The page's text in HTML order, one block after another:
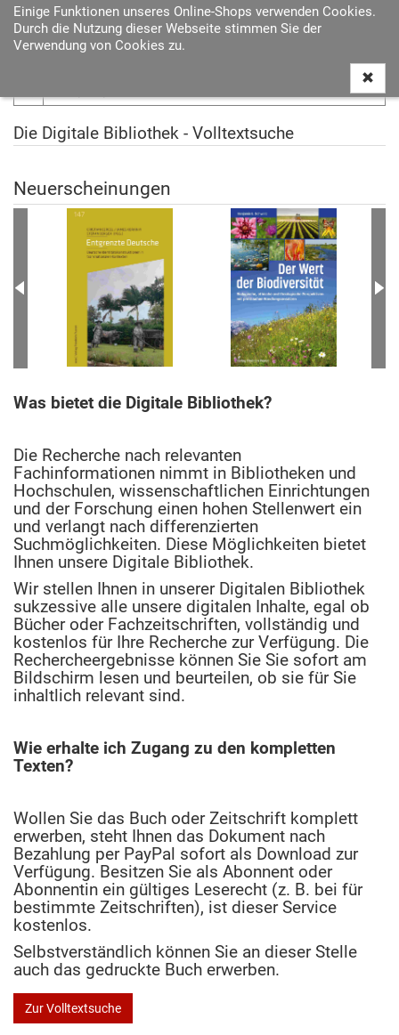
Einige Funktionen unseres Online-Shops verwenden Cookies.
Durch die Nutzung dieser Webseite stimmen Sie der
Verwendung von Cookies zu.
Die Digitale Bibliothek - Volltextsuche
Neuerscheinungen
Was bietet die Digitale Bibliothek?
Die Recherche nach relevanten
Fachinformationen nimmt in Bibliotheken und
Hochschulen, wissenschaftlichen Einrichtungen
und der Forschung einen hohen Stellenwert ein
und verlangt nach differenzierten
Suchmöglichkeiten. Diese Möglichkeiten bietet
Ihnen unsere Digitale Bibliothek.
Wir stellen Ihnen in unserer Digitalen Bibliothek
sukzessive alle unsere digitalen Inhalte, egal ob
Bücher oder Fachzeitschriften, vollständig und
kostenlos für Ihre Recherche zur Verfügung. Die
Rechercheergebnisse können Sie Sie sofort am
Bildschirm lesen und beurteilen, ob sie für Sie
inhaltlich relevant sind.
Wie erhalte ich Zugang zu den kompletten
Texten?
Wollen Sie das Buch oder Zeitschrift komplett
erwerben, steht Ihnen das Dokument nach
Bezahlung per PayPal sofort als Download zur
Verfügung. Besitzen Sie als Abonnent oder
Abonnentin ein gültiges Leserecht (z. B. bei für
bestimmte Zeitschriften), ist dieser Service
kostenlos.
Selbstverständlich können Sie an dieser Stelle
auch das gedruckte Buch erwerben.
Zur Volltextsuche